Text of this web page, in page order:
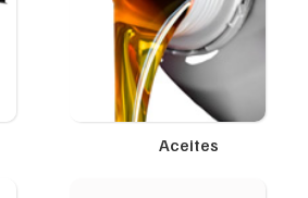
Aceites